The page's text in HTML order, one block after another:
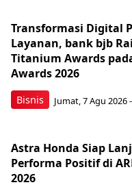
Bisnis
Transformasi Digital
Layanan, bank bjb
Titanium Awards
Awards 2026
Jumat, 7 Agu 2026
Astra Honda Siap
Performa Positif di
2026